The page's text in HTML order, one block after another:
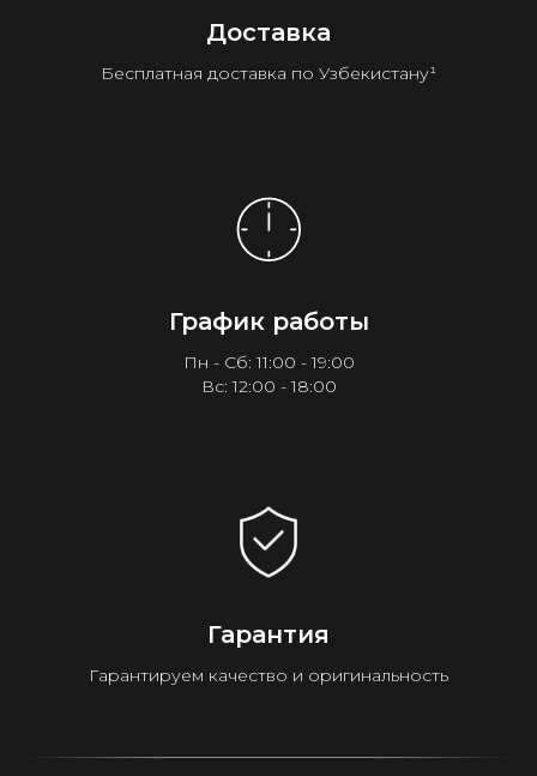
Доставка
Бесплатная доставка по Узбекистану¹
График работы
Пн - Сб: 11:00 - 19:00
Вс: 12:00 - 18:00
Гарантия
Гарантируем качество и оригинальность